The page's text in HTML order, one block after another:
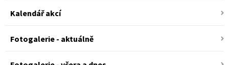
Kalendář akcí
Fotogalerie - aktuálně